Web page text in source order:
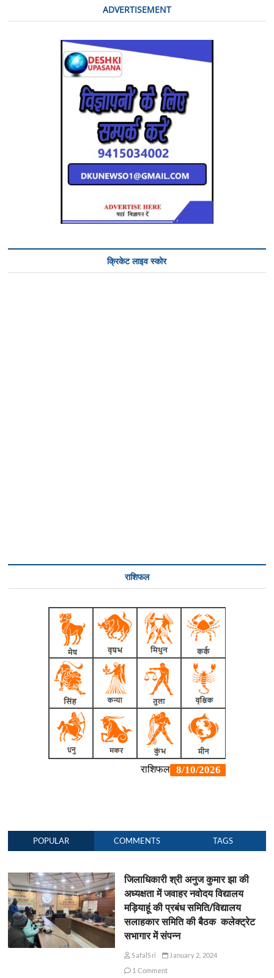
ADVERTISEMENT
क्रिकेट लाइव स्कोर
राशिफल
POPULAR COMMENTS TAGS
जिलाधिकारी श्री अनुज कुमार झा की
अध्यक्षता में जवाहर नवोदय विद्यालय
मड़ियाहूं की प्रबंध समिति/विद्यालय
सलाहकार समिति की बैठक कलेक्ट्रेट
सभागार में संपन्न
SafalSri
January 2, 2024
1 Comment